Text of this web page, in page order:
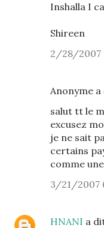
Inshalla I
Shireen
2/28/2007
Anonyme
salut tt le
excusez
je ne sait
certains
comme
3/21/2007
HNANI a